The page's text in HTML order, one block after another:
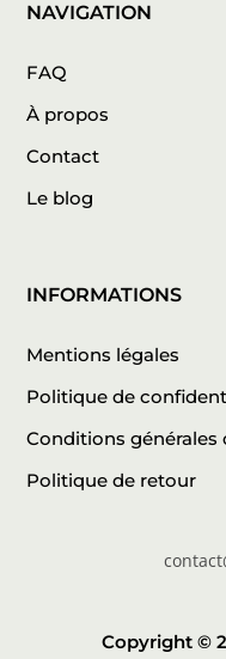
NAVIGATION
FAQ
À propos
Contact
Le blog
INFORMATIONS
Mentions légales
Politique de
Conditions générales
Politique de retour
Copyright ©